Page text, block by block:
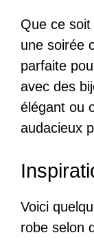
Que ce
une soirée
parfaite
avec des
élégant ou
audacieux
Voici
robe selon